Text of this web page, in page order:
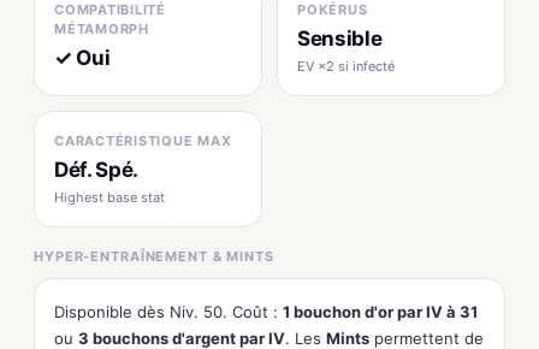
COMPATIBILITÉ
MÉTAMORPH
✓ Oui
POKÉRUS
Sensible
EV ×2 si infecté
CARACTÉRISTIQUE MAX
Déf. Spé.
Highest base stat
HYPER-ENTRAÎNEMENT & MINTS
Disponible dès Niv. 50. Coût : 1 bouchon d'or par IV à 31
ou 3 bouchons d'argent par IV. Les Mints permettent de